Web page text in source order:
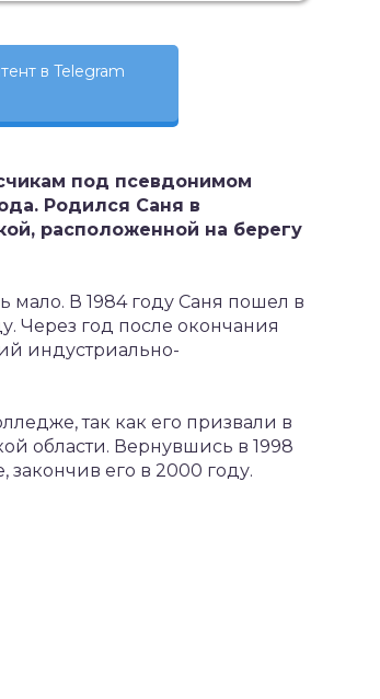
в Telegram
под псевдонимом
Родился Саня в
расположенной на берегу
мало. В 1984 году Саня пошел в
Через год после окончания
индустриально-
так как его призвали в
области. Вернувшись в 1998
его в 2000 году.